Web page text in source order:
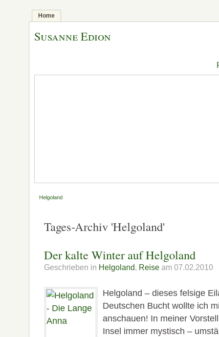
Home
Susanne Edion
Helgoland
Tages-Archiv 'Helgoland'
Der kalte Winter auf Helgoland
Geschrieben in Helgoland, Reise am 07.02.2010
Helgoland – dieses felsige
Deutschen Bucht wollte ich
anschauen! In meiner
Insel immer mystisch –